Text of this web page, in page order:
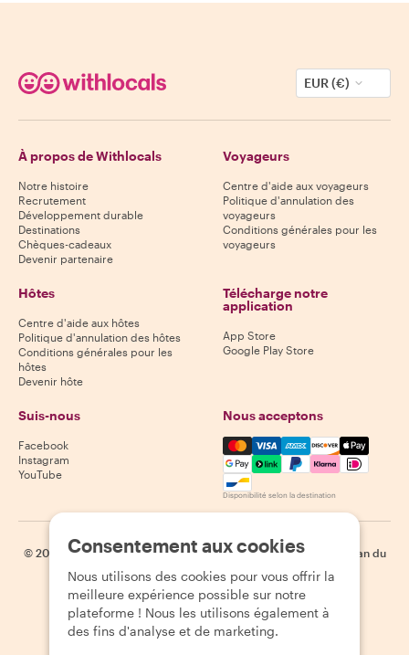
EUR (€)
À propos de Withlocals
Notre histoire
Recrutement
Développement durable
Destinations
Chèques-cadeaux
Devenir partenaire
Voyageurs
Centre d'aide aux voyageurs
Politique d'annulation des
voyageurs
Conditions générales pour les
voyageurs
Hôtes
Centre d'aide aux hôtes
Politique d'annulation des hôtes
Conditions générales pour les
hôtes
Devenir hôte
Télécharge notre
application
App Store
Google Play Store
Suis-nous
Facebook
Instagram
YouTube
Nous acceptons
Mastercard, Visa, Amex,
Disponibilité selon la destination
© 2026 Withlocals.com | Politique de confidentialité | Cookies
Plan du
site
Consentement aux cookies
Nous utilisons des cookies pour vous offrir la
meilleure expérience possible sur notre
plateforme ! Nous les utilisons également à
des fins d'analyse et de marketing.